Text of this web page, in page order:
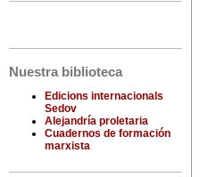
Nuestra biblioteca
Edicions internacionals
Sedov
Alejandría proletaria
Cuadernos de formación
marxista